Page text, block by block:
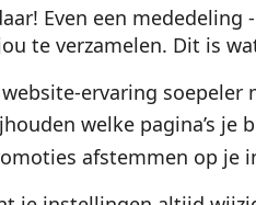
Even een
te verzamelen. Dit is
website-ervaring soepeler
welke pagina’s je
afstemmen op je
Almere? In de
en